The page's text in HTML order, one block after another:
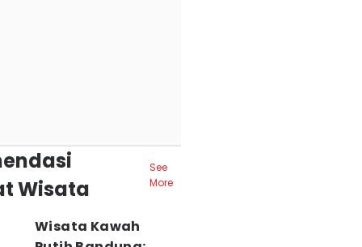
Wisata
See
More
Wisata Kawah